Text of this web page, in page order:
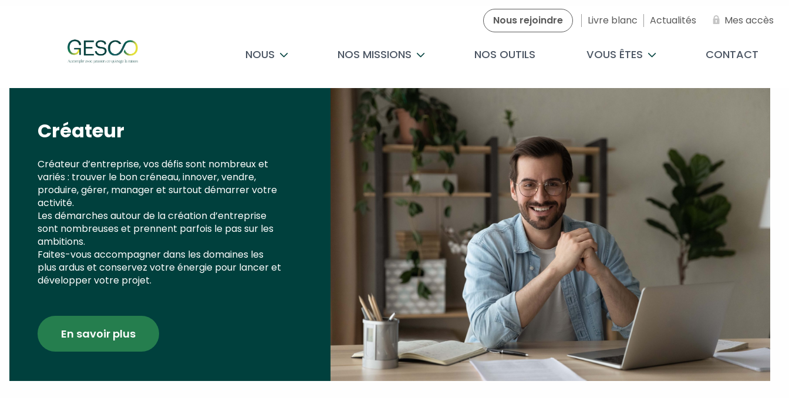
Nous rejoindre Livre blanc Actualités Mes accès
NOUS NOS MISSIONS NOS OUTILS VOUS ÊTES CONTACT
Créateur
Créateur d’entreprise, vos défis sont nombreux et
variés : trouver le bon créneau, innover, vendre,
produire, gérer, manager et surtout démarrer votre
activité.
Les démarches autour de la création d’entreprise
sont nombreuses et prennent parfois le pas sur les
ambitions.
Faites-vous accompagner dans les domaines les
plus ardus et conservez votre énergie pour lancer et
développer votre projet.
En savoir plus